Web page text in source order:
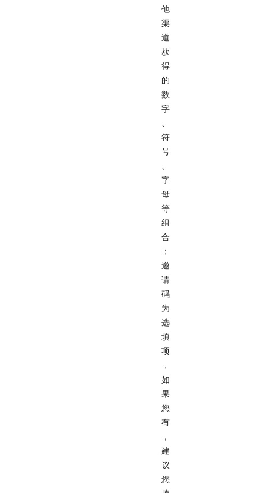
他
渠
道
获
得
的
数
字
符
号
字
母
等
组
合
；
邀
请
码
为
选
填
项
，
如
果
您
有
，
建
议
您